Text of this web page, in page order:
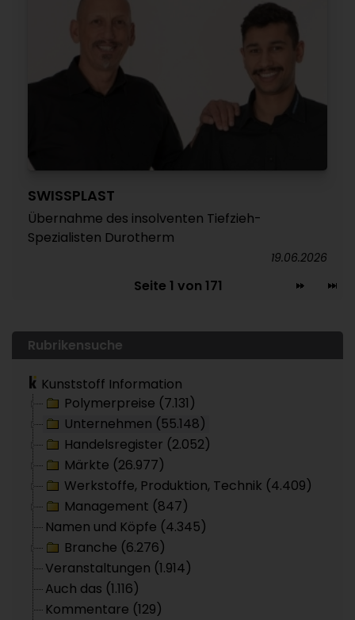
SWISSPLAST
Übernahme des insolventen Tiefzieh-
Spezialisten Durotherm
19.06.2026
Seite 1 von 171
Rubrikensuche
Kunststoff Information
Polymerpreise (7.131)
Unternehmen (55.148)
Handelsregister (2.052)
Märkte (26.977)
Werkstoffe, Produktion, Technik (4.409)
Management (847)
Namen und Köpfe (4.345)
Branche (6.276)
Veranstaltungen (1.914)
Auch das (1.116)
Kommentare (129)